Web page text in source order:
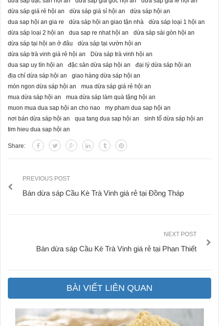
dừa sáp giá rẻ hội an
dừa sáp giá sỉ hội an
dừa sáp hội an
dua sap hội an gia re
dừa sáp hội an giao tận nhà
dừa sáp loại 1 hội an
dừa sáp loại 2 hội an
dua sap re nhat hội an
dừa sáp sài gòn hội an
dừa sáp tại hội an ở đâu
dừa sáp tại vườn hội an
dừa sáp trà vinh giá rẻ hội an
Dừa sáp trà vinh hội an
dua sap uy tín hội an
đặc sản dừa sáp hội an
đại lý dừa sáp hội an
địa chỉ dừa sáp hội an
giao hàng dừa sáp hội an
món ngon dừa sáp hội an
mua dừa sáp giá rẻ hội an
mua dừa sáp hội an
mua dừa sáp làm quà tặng hội an
muon mua dua sap hội an cho nao
my pham dua sap hội an
nơi bán dừa sáp hội an
qua tang dua sap hội an
sinh tố dừa sáp hội an
tim hieu dua sap hội an
Share:
PREVIOUS POST
Bán dừa sáp Cầu Kè Trà Vinh giá rẻ tại Đồng Tháp
NEXT POST
Bán dừa sáp Cầu Kè Trà Vinh giá rẻ tại Phan Thiết
BÀI VIẾT LIÊN QUAN